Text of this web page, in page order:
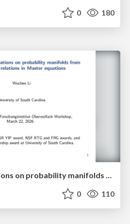
0 180
Geometric calculations on probability manifolds from reciprocal relations in Master equations
0 110